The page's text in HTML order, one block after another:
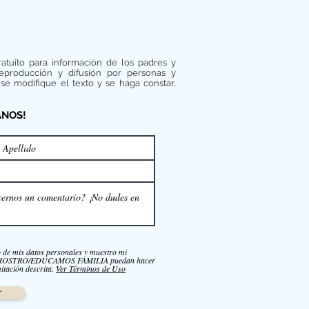
para información de los padres y
y difusión por personas y
modifique el texto y se haga constar,
mis datos personales y muestro mi
EDUCAMOS FAMILIA puedan hacer
descrita. Ver Términos de Uso